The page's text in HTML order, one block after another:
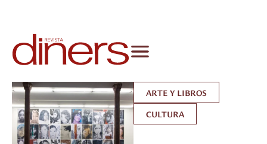
ARTE Y LIBROS
CULTURA